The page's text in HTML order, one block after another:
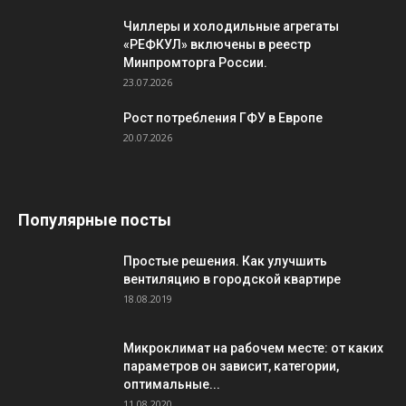
Чиллеры и холодильные агрегаты
«РЕФКУЛ» включены в реестр
Минпромторга России.
23.07.2026
Рост потребления ГФУ в Европе
20.07.2026
Популярные посты
Простые решения. Как улучшить
вентиляцию в городской квартире
18.08.2019
Микроклимат на рабочем месте: от каких
параметров он зависит, категории,
оптимальные...